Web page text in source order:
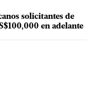
solicitantes de
en adelante